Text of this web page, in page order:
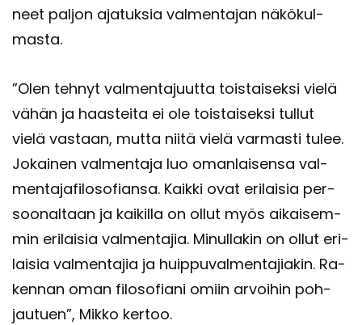
neet pal­jon aja­tuk­sia val­men­ta­jan nä­kö­kul­
mas­ta.
”Olen teh­nyt val­men­ta­juut­ta tois­tai­sek­si vielä
vähän ja haas­tei­ta ei ole tois­tai­sek­si tul­lut
vielä vas­taan, mutta niitä vielä var­mas­ti tulee.
Jo­kai­nen val­men­ta­ja luo oman­lai­sen­sa val­
men­ta­ja­fi­lo­so­fian­sa. Kaik­ki ovat eri­lai­sia per­
soo­nal­taan ja kai­kil­la on ollut myös ai­kai­sem­
min eri­lai­sia val­men­ta­jia. Mi­nul­la­kin on ollut eri­
lai­sia val­men­ta­jia ja huip­pu­val­men­ta­jia­kin. Ra­
ken­nan oman fi­lo­so­fia­ni omiin ar­voi­hin poh­
jau­tuen”, Mikko ker­too.